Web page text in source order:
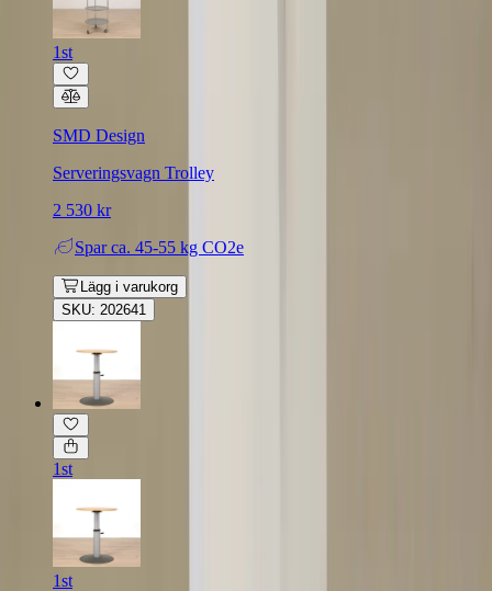
1st
SMD Design
Serveringsvagn Trolley
2 530 kr
Spar ca. 45-55 kg CO2e
Lägg i varukorg
SKU: 202641
1st
1st